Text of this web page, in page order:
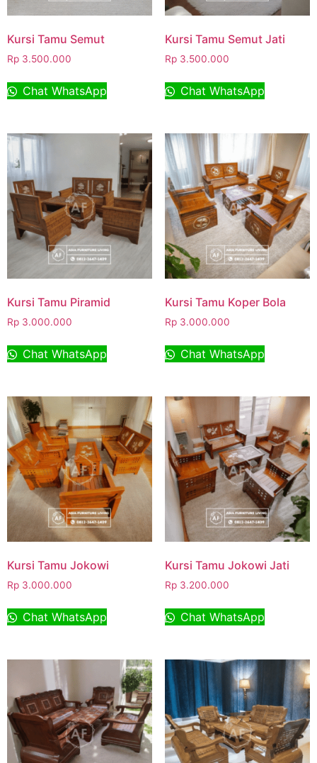
Kursi Tamu Semut
Rp 3.500.000
Chat WhatsApp
Kursi Tamu Semut Jati
Rp3.500.000
Chat WhatsApp
Kursi Tamu Piramid
Rp 3.000.000
Chat WhatsApp
Kursi Tamu Koper Bola
Rp3.000.000
Chat WhatsApp
Kursi Tamu Jokowi
Rp 3.000.000
Chat WhatsApp
Kursi Tamu Jokowi Jati
Rp3.200.000
Chat WhatsApp